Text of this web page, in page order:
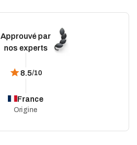
Approuvé par
nos experts
8.5/10
France
Origine